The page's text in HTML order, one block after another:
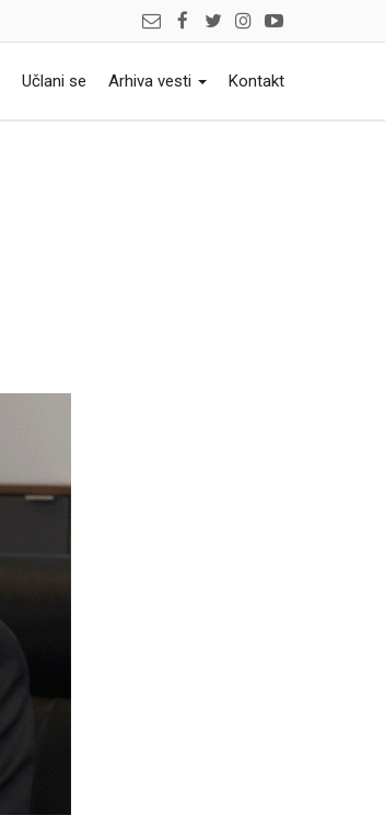
Učlani se Arhiva vesti Kontakt